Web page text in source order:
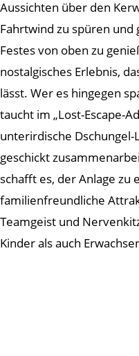
Aussichten über den
Fahrtwind zu spüren
Festes von oben zu
nostalgisches Erlebnis,
lässt. Wer es hingegen
taucht im „Lost-Escape-
unterirdische
geschickt
schafft es, der Anlage zu
familienfreundliche
Teamgeist und
Kinder als auch